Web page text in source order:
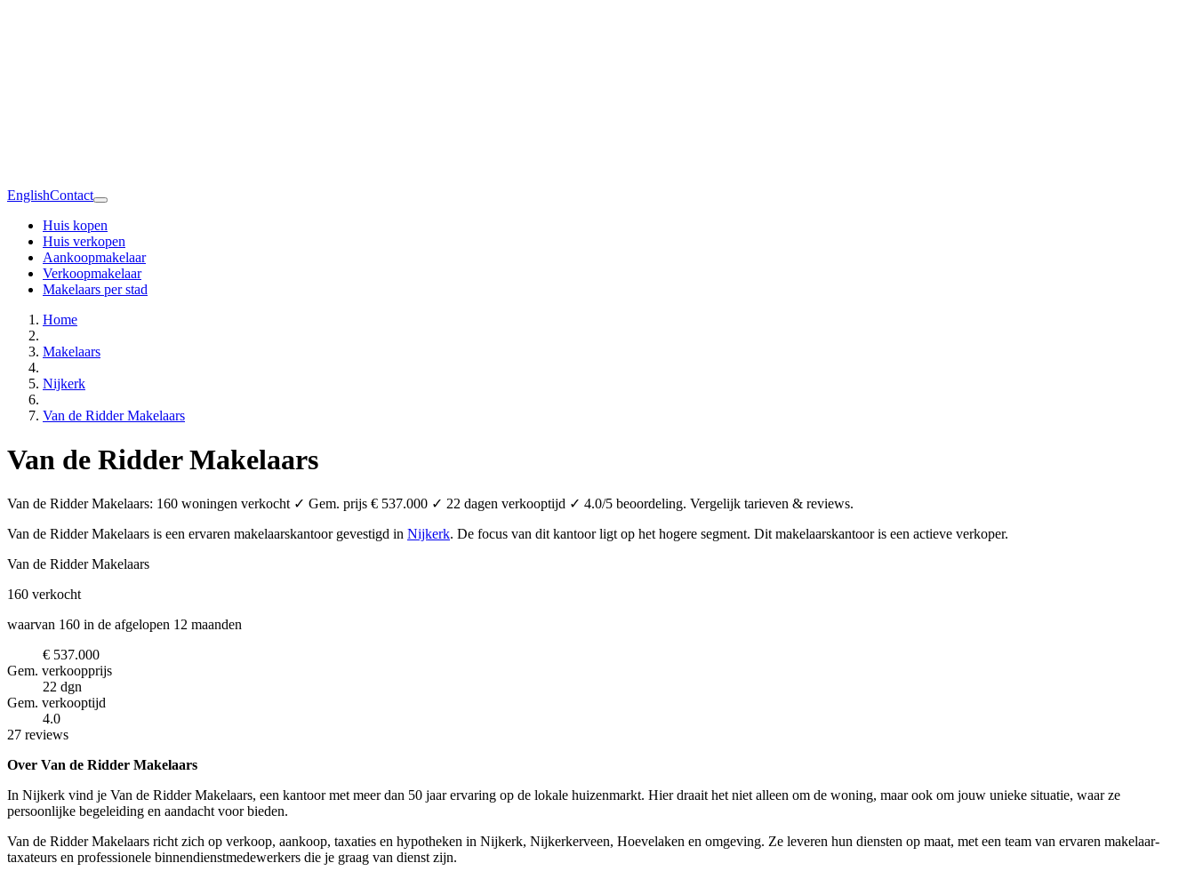
EnglishContact
Huis kopen
Huis verkopen
Aankoopmakelaar
Verkoopmakelaar
Makelaars per stad
Home
Makelaars
Nijkerk
Van de Ridder Makelaars
Van de Ridder Makelaars
Van de Ridder Makelaars: 160 woningen verkocht ✓ Gem. prijs € 537.000 ✓ 22 dagen verkooptijd ✓ 4.0/5 beoordeling. Vergelijk tarieven & reviews.
Van de Ridder Makelaars is een ervaren makelaarskantoor gevestigd in Nijkerk. De focus van dit kantoor ligt op het hogere segment. Dit makelaarskantoor is een actieve verkoper.
Van de Ridder Makelaars
160 verkocht
waarvan 160 in de afgelopen 12 maanden
€ 537.000
Gem. verkoopprijs
22 dgn
Gem. verkooptijd
4.0
27 reviews
Over Van de Ridder Makelaars
In Nijkerk vind je Van de Ridder Makelaars, een kantoor met meer dan 50 jaar ervaring op de lokale huizenmarkt. Hier draait het niet alleen om de woning, maar ook om jouw unieke situatie, waar ze
persoonlijke begeleiding en aandacht voor bieden.
Van de Ridder Makelaars richt zich op verkoop, aankoop, taxaties en hypotheken in Nijkerk, Nijkerkerveen, Hoevelaken en omgeving. Ze leveren hun diensten op maat, met een team van ervaren makelaar-
taxateurs en professionele binnendienstmedewerkers die je graag van dienst zijn.